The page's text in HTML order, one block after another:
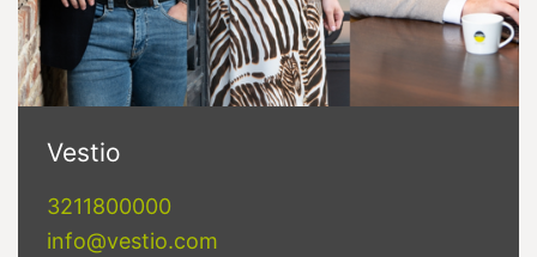
Vestio
3211800000
info@vestio.com